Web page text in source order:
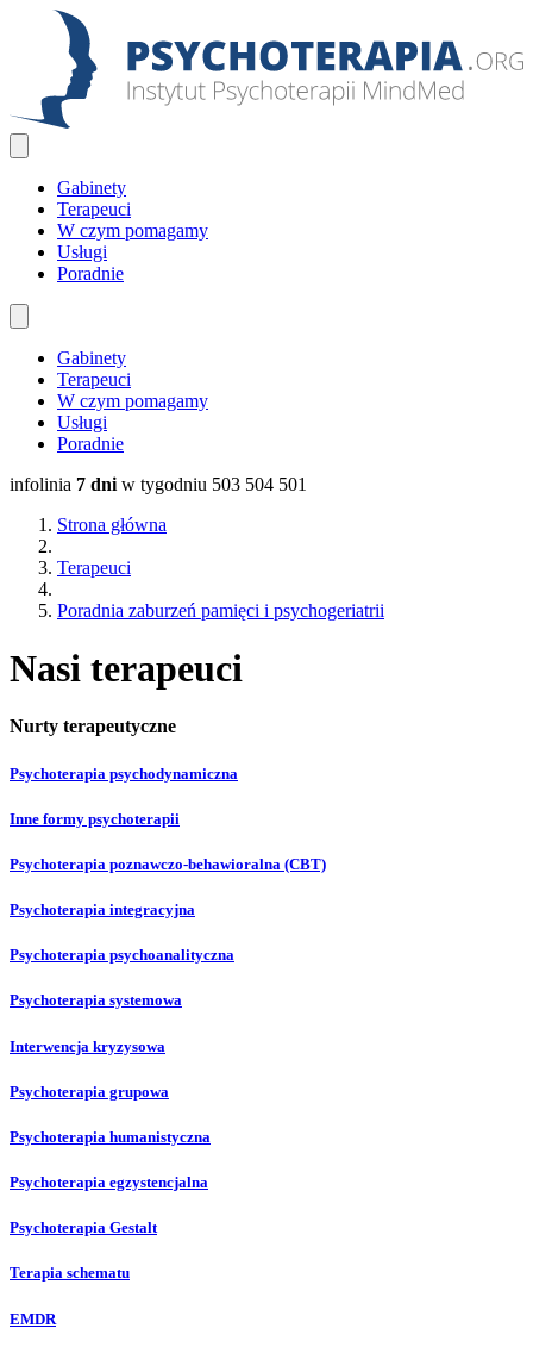
Gabinety
Terapeuci
W czym pomagamy
Usługi
Poradnie
Gabinety
Terapeuci
W czym pomagamy
Usługi
Poradnie
infolinia 7 dni w tygodniu 503 504 501
Strona główna
Terapeuci
Poradnia zaburzeń pamięci i psychogeriatrii
Nasi terapeuci
Nurty terapeutyczne
Psychoterapia psychodynamiczna
Inne formy psychoterapii
Psychoterapia poznawczo-behawioralna (CBT)
Psychoterapia integracyjna
Psychoterapia psychoanalityczna
Psychoterapia systemowa
Interwencja kryzysowa
Psychoterapia grupowa
Psychoterapia humanistyczna
Psychoterapia egzystencjalna
Psychoterapia Gestalt
Terapia schematu
EMDR